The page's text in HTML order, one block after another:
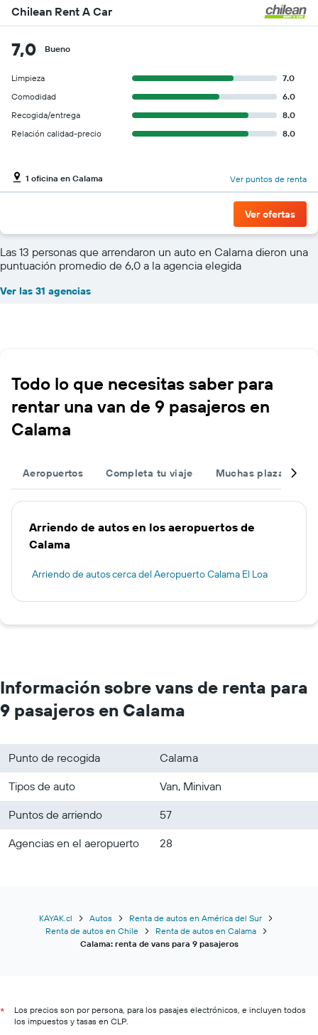
Chilean Rent A Car
7,0 Bueno
Limpieza
7.0
Comodidad
6.0
Recogida/entrega
8.0
Relación calidad-precio
8.0
1 oficina en Calama Ver puntos de renta
Ver ofertas
Las 13 personas que arrendaron un auto en Calama dieron una
puntuación promedio de 6,0 a la agencia elegida
Ver las 31 agencias
Todo lo que necesitas saber para
rentar una van de 9 pasajeros en
Calama
Aeropuertos Completa tu viaje Muchas plazas
Arriendo de autos en los aeropuertos de
Calama
Arriendo de autos cerca del Aeropuerto Calama El Loa
Información sobre vans de renta para
9 pasajeros en Calama
Punto de recogida
Calama
Tipos de auto
Van, Minivan
Puntos de arriendo
57
Agencias en el aeropuerto
28
KAYAK.cl Autos
Renta de autos en América del Sur
Renta de autos en Chile
Renta de autos en Calama
Calama: renta de vans para 9 pasajeros
*
Los precios son por persona, para los pasajes electrónicos, e incluyen todos
los impuestos y tasas en CLP.